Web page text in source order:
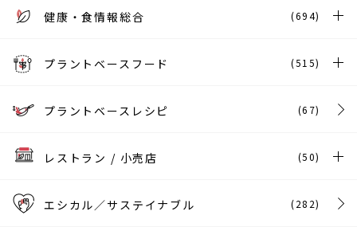
健康・食情報総合 (694)
プラントベースフード (515)
プラントベースレシピ (67)
レストラン / 小売店 (50)
エシカル／サステイナブル (282)